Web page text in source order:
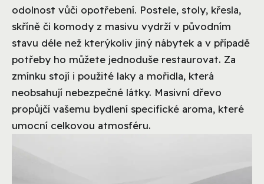
odolnost vůči opotřebení. Postele, stoly, křesla,
skříně či komody z masivu vydrží v původním
stavu déle než kterýkoliv jiný nábytek a v případě
potřeby ho můžete jednoduše restaurovat. Za
zmínku stojí i použité laky a mořidla, která
neobsahují nebezpečné látky. Masivní dřevo
propůjčí vašemu bydlení specifické aroma, které
umocní celkovou atmosféru.